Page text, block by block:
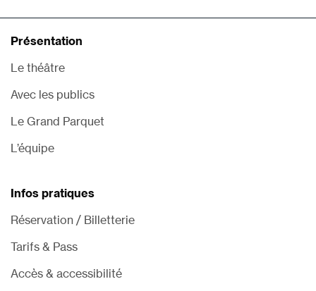
Présentation
Le théâtre
Avec les publics
Le Grand Parquet
L’équipe
Infos pratiques
Réservation / Billetterie
Tarifs & Pass
Accès & accessibilité